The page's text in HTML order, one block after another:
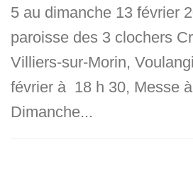
5 au dimanche 13 février
paroisse des 3 clochers
Villiers-sur-Morin,
février à 18 h 30, Messe
Dimanche...